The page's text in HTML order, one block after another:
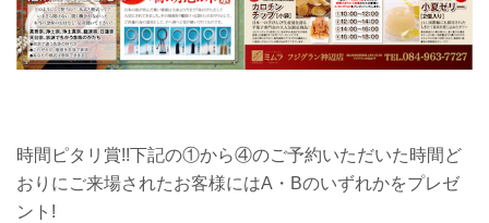
時間ピタリ賞!!下記の①から④のご予約いただいた時間ど
おりにご来場されたお客様にはA・Bのいずれかをプレゼ
ント!